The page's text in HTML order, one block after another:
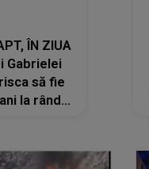
ÎN ZIUA
Gabrielei
să fie
la rând A